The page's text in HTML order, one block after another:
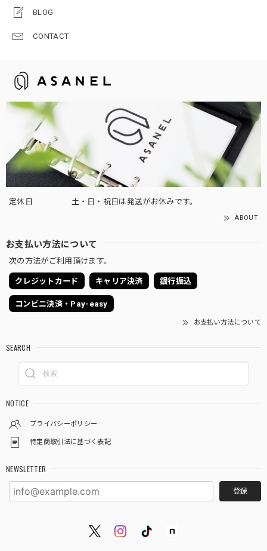
BLOG
CONTACT
定休日 土・日・祝日は発送がお休みです。
ABOUT
お支払い方法について
次の方法がご利用頂けます。
クレジットカード キャリア決済 銀行振込
コンビニ決済・Pay-easy
お支払い方法について
SEARCH
NOTICE
プライバシーポリシー
特定商取引法に基づく表記
NEWSLETTER
登録